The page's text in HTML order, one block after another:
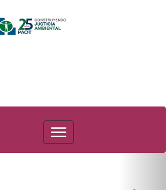
PAOT